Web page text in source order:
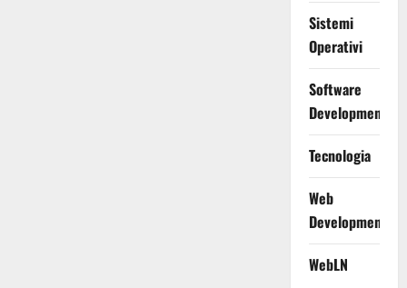
Sistemi
Operativi
Software
Development
Tecnologia
Web
Development
WebLN